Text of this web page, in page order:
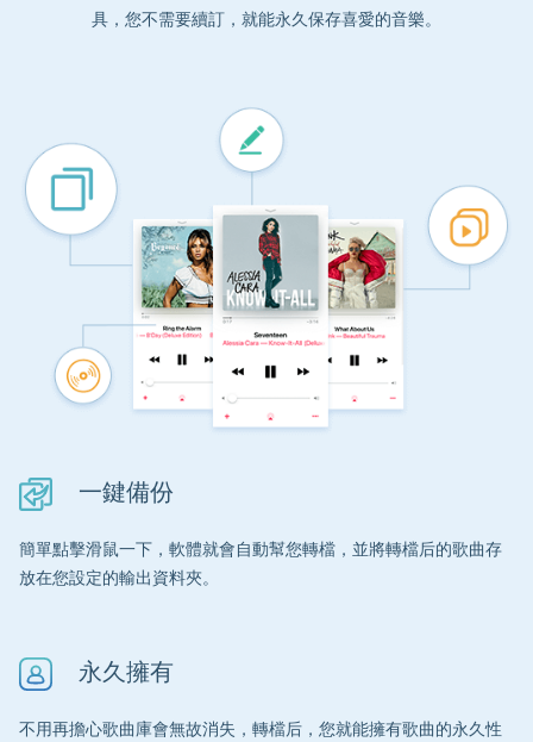
具，您不需要續訂，就能永久保存喜愛的音樂。
一鍵備份
簡單點擊滑鼠一下，軟體就會自動幫您轉檔，並將轉檔后的歌曲存
放在您設定的輸出資料夾。
永久擁有
不用再擔心歌曲庫會無故消失，轉檔后，您就能擁有歌曲的永久性